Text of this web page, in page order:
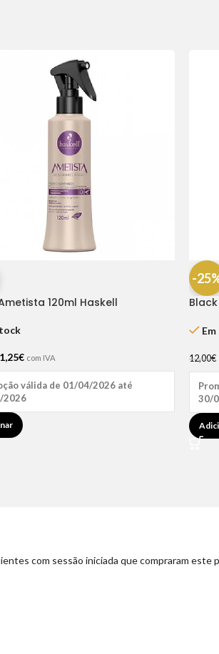
120ml Haskell
€ com IVA
válida de 01/04/2026 até
2026
-
12,00€
30/
com sessão iniciada que compraram este